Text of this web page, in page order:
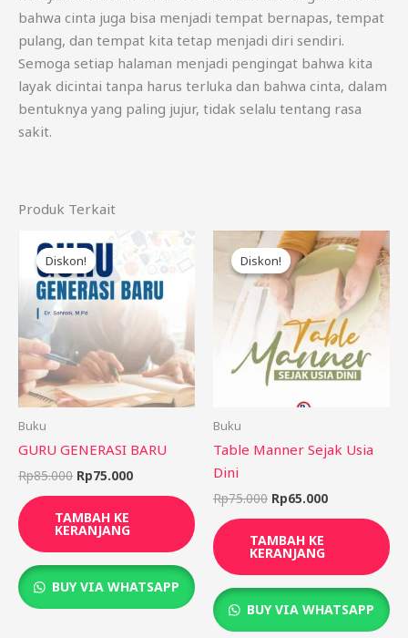
bahwa cinta juga bisa menjadi tempat bernapas, tempat
pulang, dan tempat kita tetap menjadi diri sendiri.
Semoga setiap halaman menjadi pengingat bahwa kita
layak dicintai tanpa harus terluka dan bahwa cinta, dalam
bentuknya yang paling jujur, tidak selalu tentang rasa
sakit.
Produk Terkait
Diskon!
Diskon!
Buku
GURU GENERASI BARU
Rp85.000
aslinya
adalah:
Rp85.000.
Rp75.000
Harga
saat
ini
adalah:
Rp75.000.
TAMBAH KE
KERANJANG
BUY VIA WHATSAPP
Diskon!
Diskon!
Buku
Table Manner Sejak Usia
Dini
Rp75.000
Harga
aslinya
adalah:
Rp75.000.
Rp65.000
Harga
saat
ini
adalah:
Rp65.000.
TAMBAH KE
KERANJANG
BUY VIA WHATSAPP